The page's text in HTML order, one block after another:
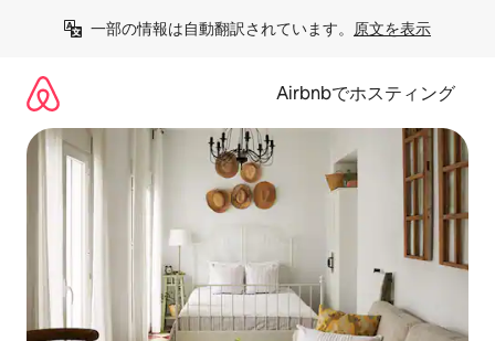
一部の情報は自動翻訳されています。 原文を表示
Airbnbでホスティング